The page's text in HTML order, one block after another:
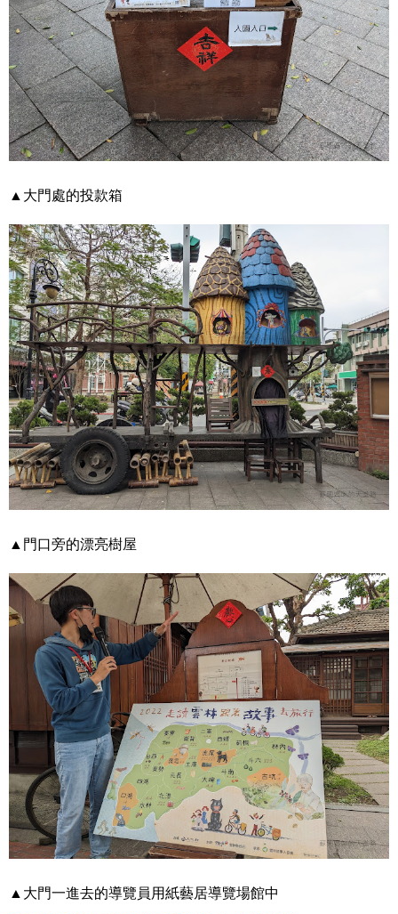
▲大門處的投款箱
▲門口旁的漂亮樹屋
▲大門一進去的導覽員用紙藝居導覽場館中